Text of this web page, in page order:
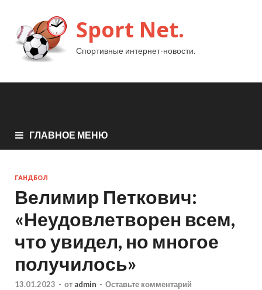
Sport Net.
Спортивные интернет-новости.
ГЛАВНОЕ МЕНЮ
ГАНДБОЛ
Велимир Петкович:
«Неудовлетворен всем,
что увидел, но многое
получилось»
13.01.2023 - от admin - Оставьте комментарий